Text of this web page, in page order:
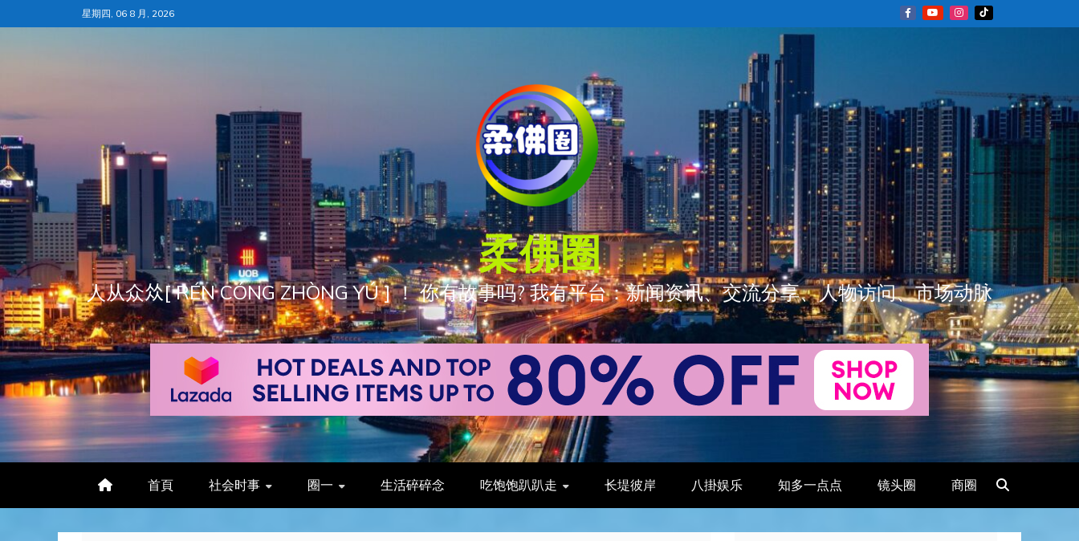
至
星期四, 06 8 月, 2026
柔佛圈
人从众𠈌[ RÉN CÓNG ZHÒNG YÚ ] ！ 你有故事吗? 我有平台：新闻资讯、交流分享、人物访问、市场动脉
首頁 社会时事 圈一 生活碎碎念 吃饱饱趴趴走 长堤彼岸 八掛娱乐 知多一点点 镜头圈 商圈